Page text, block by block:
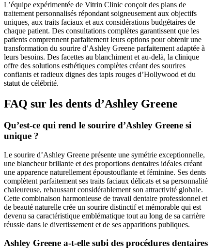
L’équipe expérimentée de Vitrin Clinic conçoit des plans de
traitement personnalisés répondant soigneusement aux objectifs
uniques, aux traits faciaux et aux considérations budgétaires de
chaque patient. Des consultations complètes garantissent que les
patients comprennent parfaitement leurs options pour obtenir une
transformation du sourire d’Ashley Greene parfaitement adaptée à
leurs besoins. Des facettes au blanchiment et au-delà, la clinique
offre des solutions esthétiques complètes créant des sourires
confiants et radieux dignes des tapis rouges d’Hollywood et du
statut de célébrité.
FAQ sur les dents d’Ashley Greene
Qu’est-ce qui rend le sourire d’Ashley Greene si
unique ?
Le sourire d’Ashley Greene présente une symétrie exceptionnelle,
une blancheur brillante et des proportions dentaires idéales créant
une apparence naturellement époustouflante et féminine. Ses dents
complètent parfaitement ses traits faciaux délicats et sa personnalité
chaleureuse, rehaussant considérablement son attractivité globale.
Cette combinaison harmonieuse de travail dentaire professionnel et
de beauté naturelle crée un sourire distinctif et mémorable qui est
devenu sa caractéristique emblématique tout au long de sa carrière
réussie dans le divertissement et de ses apparitions publiques.
Ashley Greene a-t-elle subi des procédures dentaires